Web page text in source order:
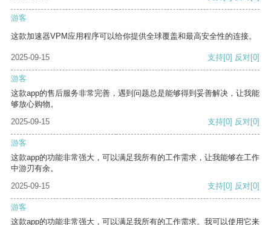
游客
这款加速器VPM应用程序可以给你提供全球覆盖和最高安全性的连接。
2025-09-15 支持[0] 反对[0]
游客
这款app的售后服务非常完善，遇到问题总是能够得到妥善解决，让我能
够放心购物。
2025-09-15
支持[0] 反对[0]
游客
这款app的功能非常强大，可以满足我所有的工作需求，让我能够在工作
中游刃有余。
2025-09-15
支持[0] 反对[0]
游客
这款app的功能非常强大，可以满足我所有的工作需求。我可以使用它来